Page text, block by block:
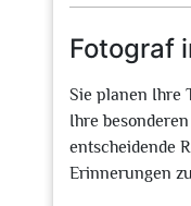
Fotograf
Sie planen Ihre
Ihre
entscheidende
Erinnerungen